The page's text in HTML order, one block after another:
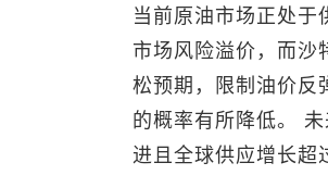
当前原油市场正处于
市场风险溢价，而沙
松预期，限制油价反
的概率有所降低。
进且全球供应增长超